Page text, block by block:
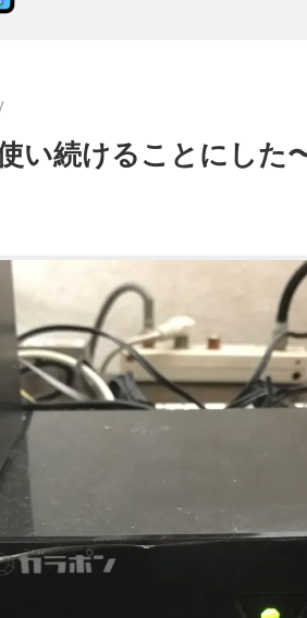
い続けることにした